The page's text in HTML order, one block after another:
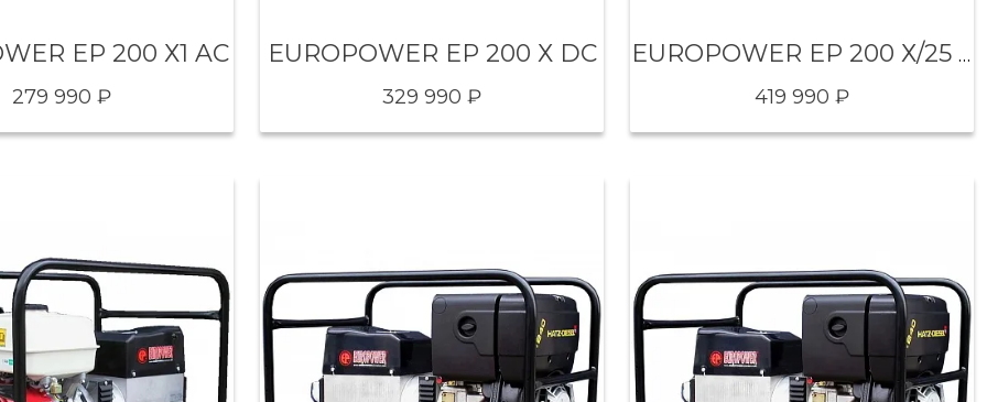
EP 200 Х1 AC
279 990 ₽
EUROPOWER EP 200 Х DC
329 990 ₽
EUROPOWER EP 200 Х/25 DC
419 990 ₽